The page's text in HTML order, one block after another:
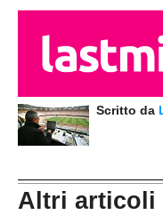
Scritto da
Altri articoli